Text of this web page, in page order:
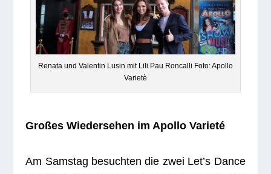
Renata und Valen­tin Lusin mit Lili Pau Ron­calli Foto: Apollo
Varietè
Gro­ßes Wie­der­se­hen im Apollo Varieté
Am Sams­tag besuch­ten die zwei Let’s Dance